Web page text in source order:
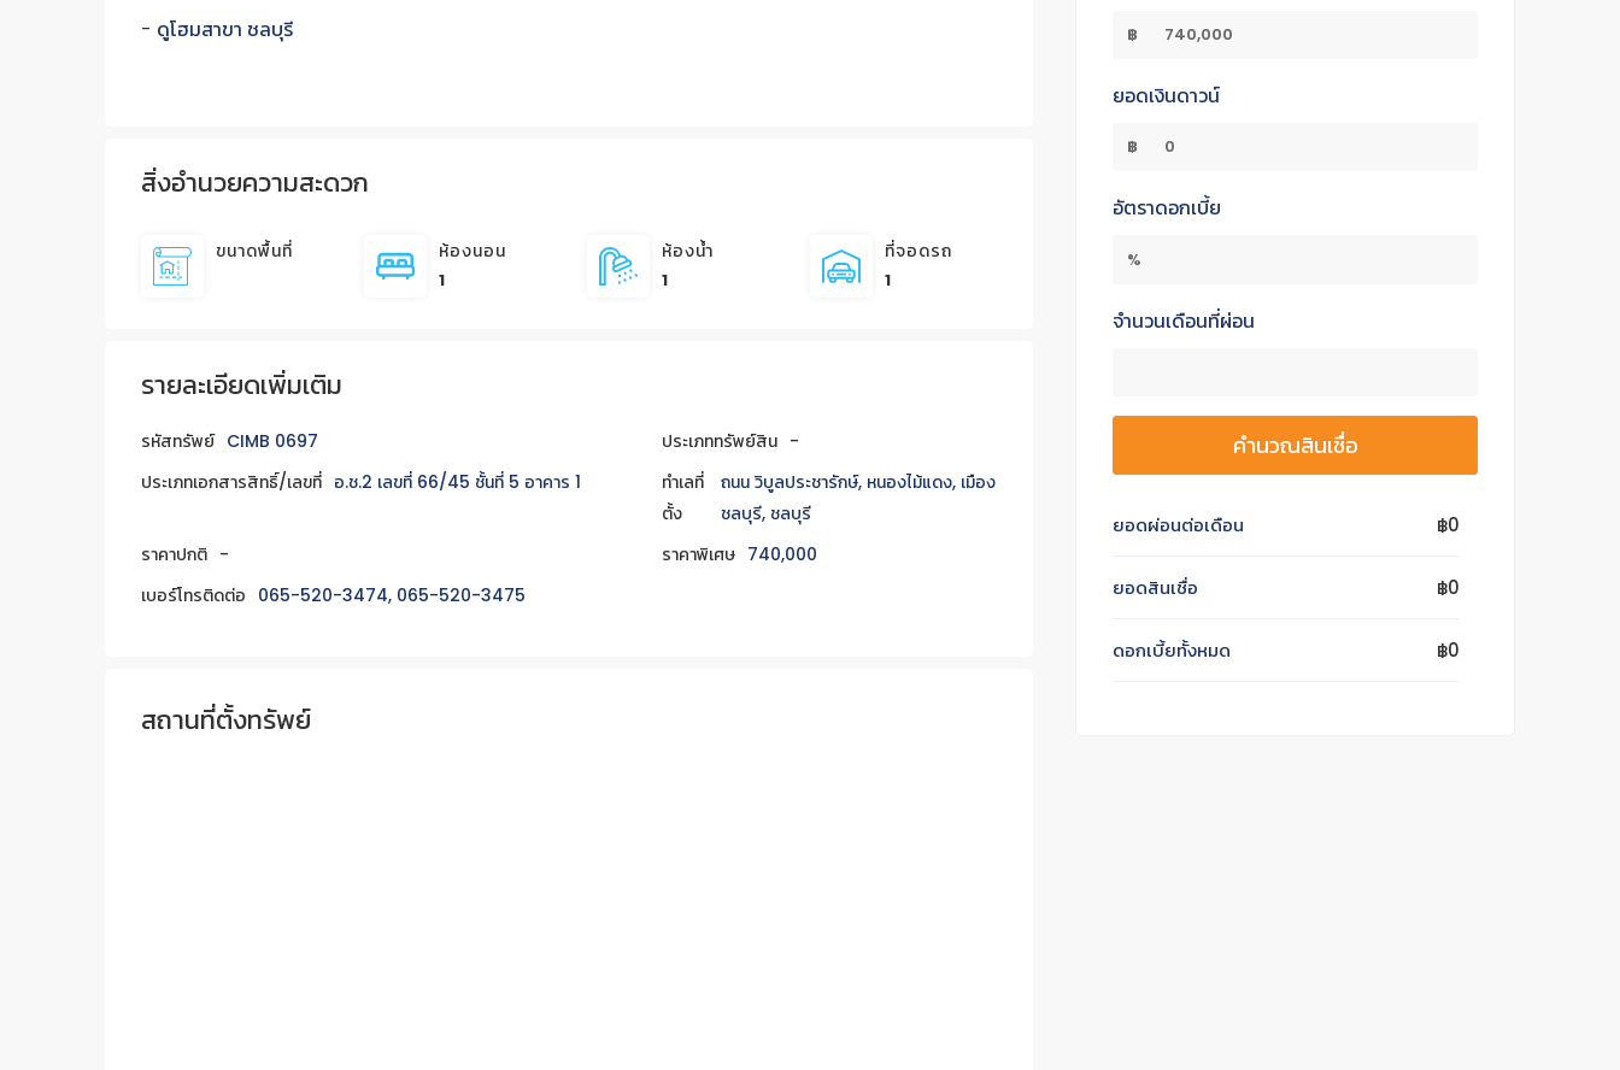
- ดูโฮมสาขา ชลบุรี
สิ่งอำนวยความสะดวก
ขนาดพื้นที่ ห้องนอน
1
ห้องน้ำ
1
ที่จอดรถ
1
รายละเอียดเพิ่มเติม
รหัสทรัพย์ CIMB 0697 ประเภททรัพย์สิน -
ประเภทเอกสารสิทธิ์/เลขที่ อ.ช.2 เลขที่ 66/45 ชั้นที่ 5 อาคาร 1
ทำเลที่
ตั้ง
ถนน วิบูลประชารักษ์, หนองไม้แดง, เมือง
ชลบุรี, ชลบุรี
ราคาปกติ - ราคาพิเศษ 740,000
เบอร์โทรติดต่อ 065-520-3474, 065-520-3475
สถานที่ตั้งทรัพย์
฿
ยอดเงินดาวน์
฿
อัตราดอกเบี้ย
%
จำนวนเดือนที่ผ่อน
คำนวณสินเชื่อ
ยอดผ่อนต่อเดือน ฿0
ยอดสินเชื่อ ฿0
ดอกเบี้ยทั้งหมด ฿0